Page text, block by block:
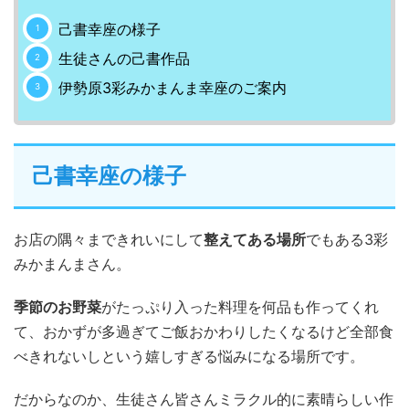
己書幸座の様子
生徒さんの己書作品
伊勢原3彩みかまんま幸座のご案内
己書幸座の様子
お店の隅々まできれいにして整えてある場所でもある3彩
みかまんまさん。
季節のお野菜がたっぷり入った料理を何品も作ってくれ
て、おかずが多過ぎてご飯おかわりしたくなるけど全部食
べきれないしという嬉しすぎる悩みになる場所です。
だからなのか、生徒さん皆さんミラクル的に素晴らしい作